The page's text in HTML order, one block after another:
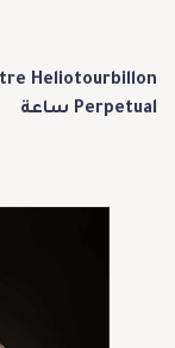
Heliotourbillon
Perpetual ساعة